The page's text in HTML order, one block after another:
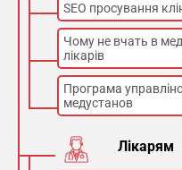
SEO просування
Чому не вчать в
лікарів
Програма
медустанов
Лікарям